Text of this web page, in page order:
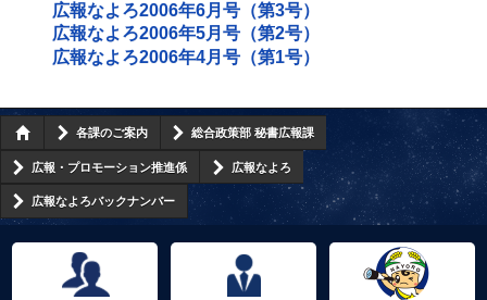
広報なよろ2006年6月号（第3号）
広報なよろ2006年5月号（第2号）
広報なよろ2006年4月号（第1号）
各課のご案内 総合政策部 秘書広報課
広報・プロモーション推進係 広報なよろ
広報なよろバックナンバー